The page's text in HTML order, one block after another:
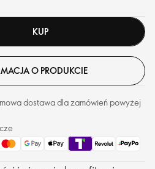
KUP
O PRODUKCIE
dostawa dla zamówień powyżej